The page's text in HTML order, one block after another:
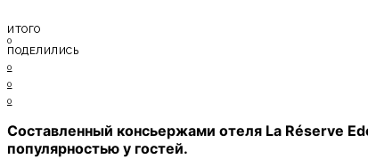
ИТОГО
0
ПОДЕЛИЛИСЬ
0
0
0
Составленный консьержами отеля La Réserve
популярностью у гостей.